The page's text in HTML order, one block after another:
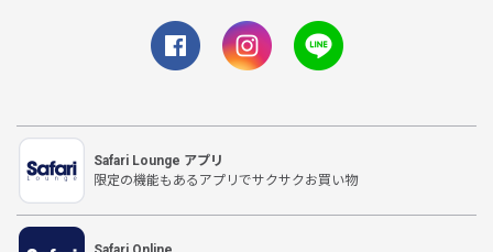
Safari Lounge アプリ
限定の機能もあるアプリでサクサクお買い物